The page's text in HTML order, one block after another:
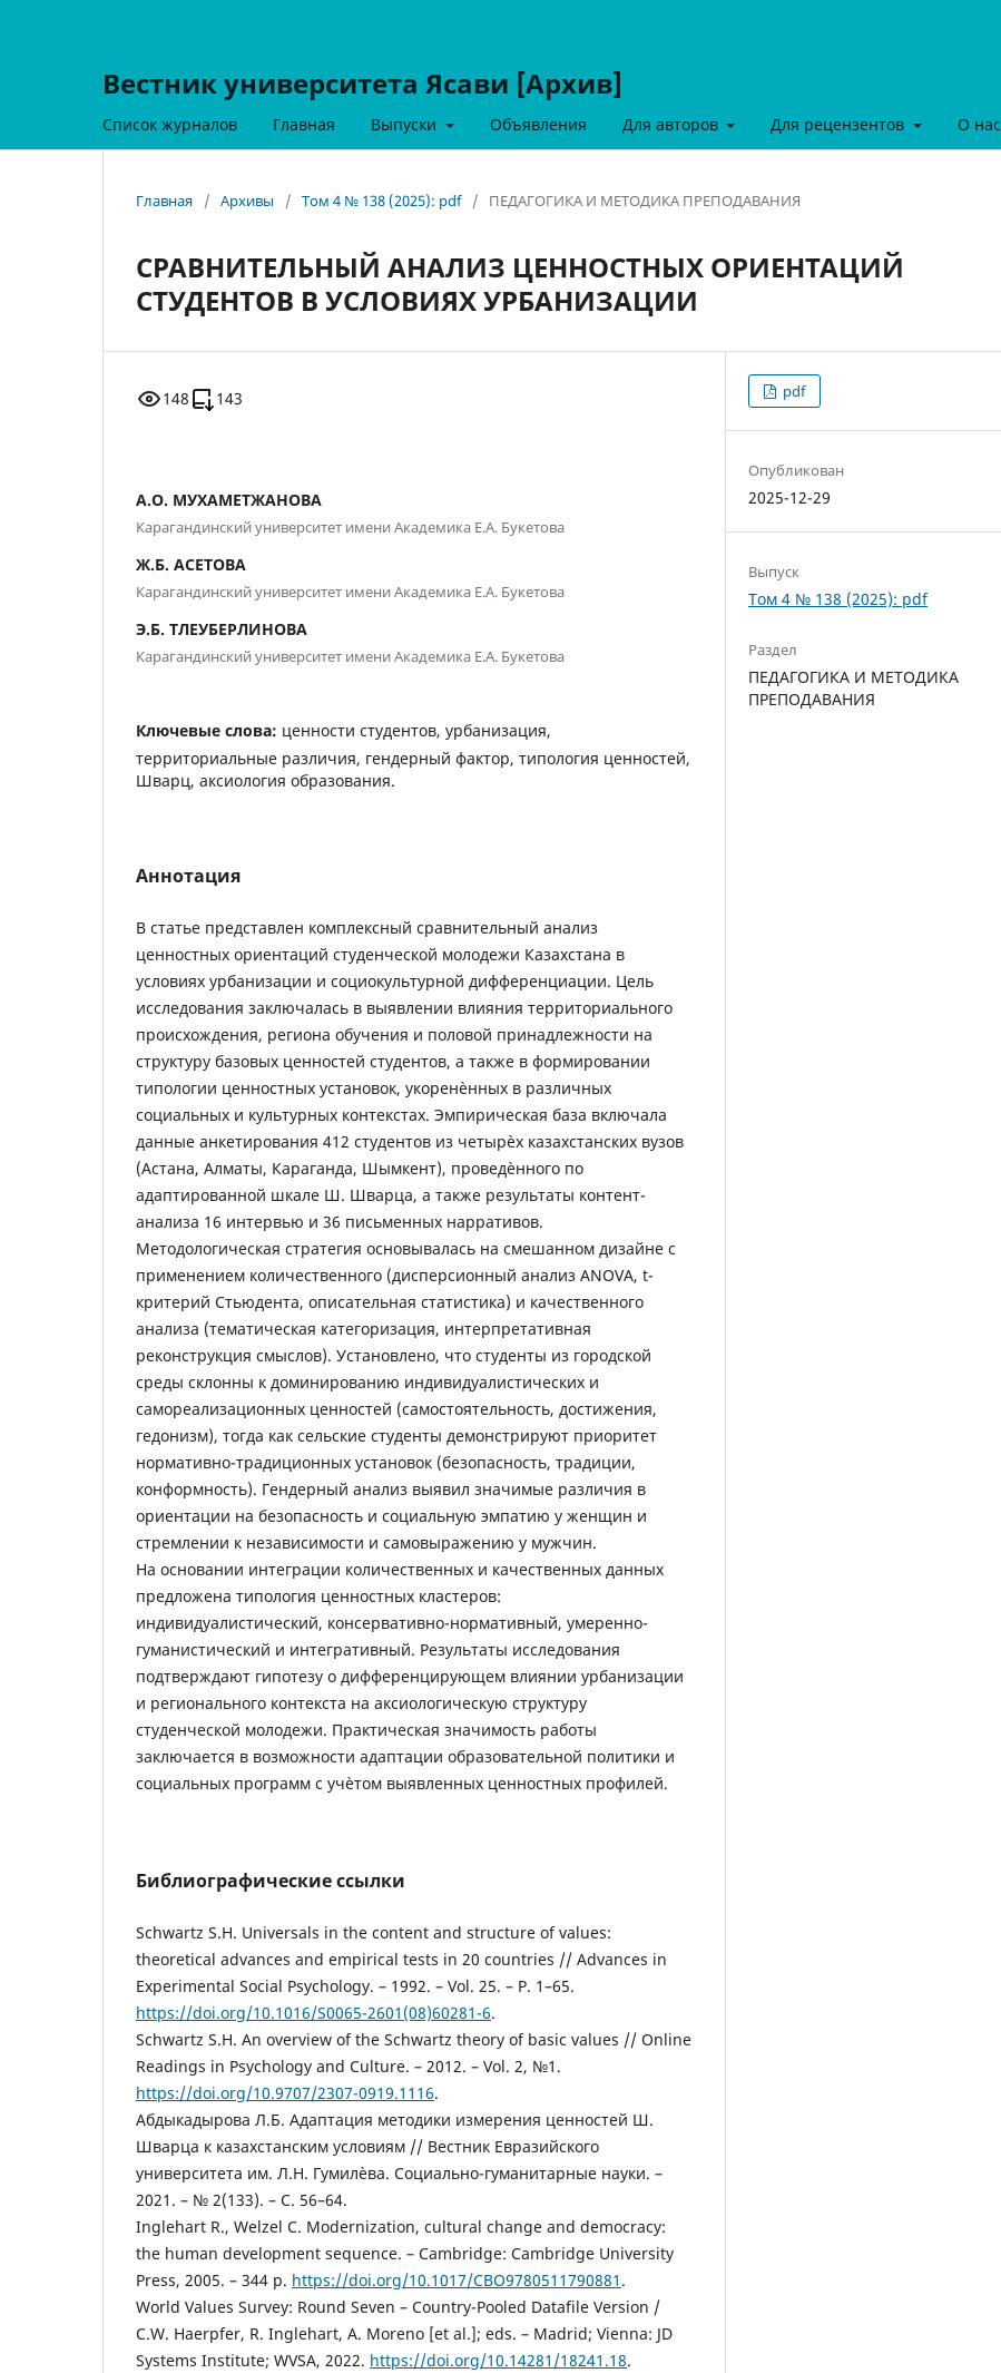
Вестник университета Ясави [Архив]
Список журналов Главная Выпуски Объявления Для авторов Для рецензентов О нас
Главная / Архивы / Том 4 № 138 (2025): pdf / ПЕДАГОГИКА И МЕТОДИКА ПРЕПОДАВАНИЯ
СРАВНИТЕЛЬНЫЙ АНАЛИЗ ЦЕННОСТНЫХ ОРИЕНТАЦИЙ
СТУДЕНТОВ В УСЛОВИЯХ УРБАНИЗАЦИИ
148 143
A.O. МУХАМЕТЖАНОВА
Карагандинский университет имени Академика Е.А. Букетова
Ж.Б. АСЕТОВА
Карагандинский университет имени Академика Е.А. Букетова
Э.Б. ТЛЕУБЕРЛИНОВА
Карагандинский университет имени Академика Е.А. Букетова
Ключевые слова: ценности студентов, урбанизация,
территориальные различия, гендерный фактор, типология ценностей,
Шварц, аксиология образования.
Аннотация
В статье представлен комплексный сравнительный анализ
ценностных ориентаций студенческой молодежи Казахстана в
условиях урбанизации и социокультурной дифференциации. Цель
исследования заключалась в выявлении влияния территориального
происхождения, региона обучения и половой принадлежности на
структуру базовых ценностей студентов, а также в формировании
типологии ценностных установок, укоренѐнных в различных
социальных и культурных контекстах. Эмпирическая база включала
данные анкетирования 412 студентов из четырѐх казахстанских вузов
(Астана, Алматы, Караганда, Шымкент), проведѐнного по
адаптированной шкале Ш. Шварца, а также результаты контент-
анализа 16 интервью и 36 письменных нарративов.
Методологическая стратегия основывалась на смешанном дизайне с
применением количественного (дисперсионный анализ ANOVA, t-
критерий Стьюдента, описательная статистика) и качественного
анализа (тематическая категоризация, интерпретативная
реконструкция смыслов). Установлено, что студенты из городской
среды склонны к доминированию индивидуалистических и
самореализационных ценностей (самостоятельность, достижения,
гедонизм), тогда как сельские студенты демонстрируют приоритет
нормативно-традиционных установок (безопасность, традиции,
конформность). Гендерный анализ выявил значимые различия в
ориентации на безопасность и социальную эмпатию у женщин и
стремлении к независимости и самовыражению у мужчин.
На основании интеграции количественных и качественных данных
предложена типология ценностных кластеров:
индивидуалистический, консервативно-нормативный, умеренно-
гуманистический и интегративный. Результаты исследования
подтверждают гипотезу о дифференцирующем влиянии урбанизации
и регионального контекста на аксиологическую структуру
студенческой молодежи. Практическая значимость работы
заключается в возможности адаптации образовательной политики и
социальных программ с учѐтом выявленных ценностных профилей.
Библиографические ссылки
Schwartz S.H. Universals in the content and structure of values:
theoretical advances and empirical tests in 20 countries // Advances in
Experimental Social Psychology. – 1992. – Vol. 25. – P. 1–65.
https://doi.org/10.1016/S0065-2601(08)60281-6.
Schwartz S.H. An overview of the Schwartz theory of basic values // Online
Readings in Psychology and Culture. – 2012. – Vol. 2, №1.
https://doi.org/10.9707/2307-0919.1116.
Абдыкадырова Л.Б. Адаптация методики измерения ценностей Ш.
Шварца к казахстанским условиям // Вестник Евразийского
университета им. Л.Н. Гумилѐва. Социально-гуманитарные науки. –
2021. – № 2(133). – С. 56–64.
Inglehart R., Welzel C. Modernization, cultural change and democracy:
the human development sequence. – Cambridge: Cambridge University
Press, 2005. – 344 p. https://doi.org/10.1017/CBO9780511790881 .
World Values Survey: Round Seven – Country-Pooled Datafile Version /
C.W. Haerpfer, R. Inglehart, A. Moreno [et al.]; eds. – Madrid; Vienna: JD
Systems Institute; WVSA, 2022. https://doi.org/10.14281/18241.18.
pdf
Опубликован
2025-12-29
Выпуск
Том 4 № 138 (2025): pdf
Раздел
ПЕДАГОГИКА И МЕТОДИКА
ПРЕПОДАВАНИЯ